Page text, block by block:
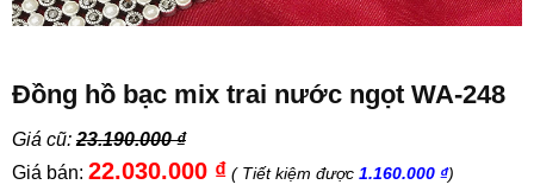
Đồng hồ bạc mix trai nước ngọt WA-248
Giá cũ: 23.190.000 ₫
Giá bán: 22.030.000 ₫ ( Tiết kiệm được 1.160.000 ₫)